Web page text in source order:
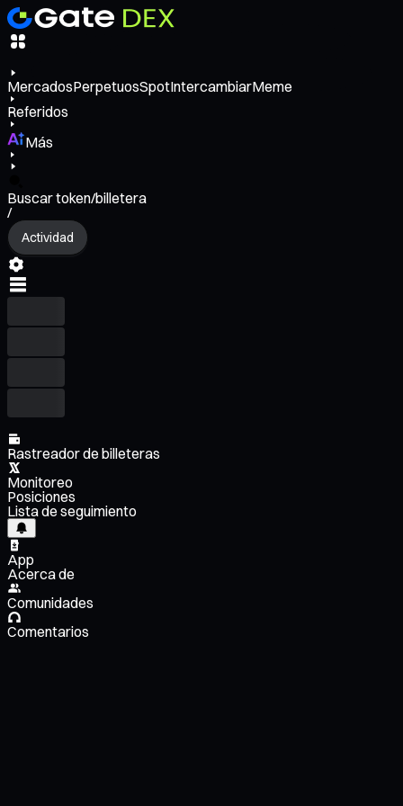
MercadosPerpetuosSpotIntercambiarMeme
Referidos
Más
Buscar token/billetera
/
Actividad
Rastreador de billeteras
Monitoreo
Posiciones
Lista de seguimiento
App
Acerca de
Comunidades
Comentarios